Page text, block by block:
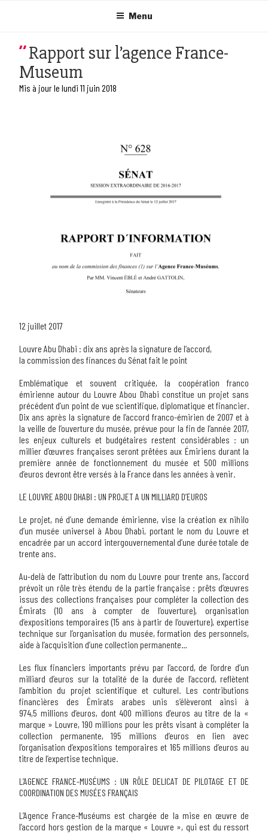
Menu
Rapport sur l’agence France-
Museum
Mis à jour le lundi 11 juin 2018
12 juillet 2017
Louvre Abu Dhabi : dix ans après la signature de l’accord,
la commission des finances du Sénat fait le point
Emblématique et souvent critiquée, la coopération franco
émirienne autour du Louvre Abou Dhabi constitue un projet sans
précédent d’un point de vue scientifique, diplomatique et financier.
Dix ans après la signature de l’accord franco-émirien de 2007 et à
la veille de l’ouverture du musée, prévue pour la fin de l’année 2017,
les enjeux culturels et budgétaires restent considérables : un
millier d’œuvres françaises seront prêtées aux Émiriens durant la
première année de fonctionnement du musée et 500 millions
d’euros devront être versés à la France dans les années à venir.
LE LOUVRE ABOU DHABI : UN PROJET A UN MILLIARD D’EUROS
Le projet, né d’une demande émirienne, vise la créationex nihilo
d’un musée universel à Abou Dhabi, portant le nom du Louvre et
encadrée par un accord intergouvernemental d’une durée totale de
trente ans.
Au-delà de l’attribution du nom du Louvre pour trente ans, l’accord
prévoitun rôle très étendu de la partie française : prêts d’œuvres
issus des collections françaises pour compléter la collection des
Émirats (10 ans à compter de l’ouverture), organisation
d’expositions temporaires (15 ans à partir de l’ouverture), expertise
technique sur l’organisation du musée, formation des personnels,
aide à l’acquisition d’une collection permanente…
Les flux financiers importants prévu par l’accord, de l’ordre d’un
milliard d’euros sur la totalité de la durée de l’accord, reflètent
l’ambition du projet scientifique et culturel. Les contributions
financières des Émirats arabes unis s’élèveront ainsi à
974,5 millions d’euros, dont 400 millions d’euros au titre de la «
marque » Louvre, 190 millions pour les prêts visant à compléter la
collection permanente, 195 millions d’euros en lien avec
l’organisation d’expositions temporaires et 165 millions d’euros au
titre de l’expertise technique.
L’AGENCE FRANCE-MUSÉUMS : UN RÔLE DELICAT DE PILOTAGE ET DE
COORDINATION DES MUSÉES FRANÇAIS
L’Agence France-Muséums est chargée de la mise en œuvre de
l’accord hors gestion de la marque « Louvre », qui est du ressort